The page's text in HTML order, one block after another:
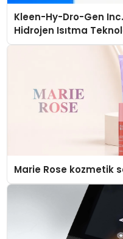
Kleen-Hy-Dro-Gen
Hidrojen Isıtma
Düzenleyici Onaylarını
Marie Rose kozmetik